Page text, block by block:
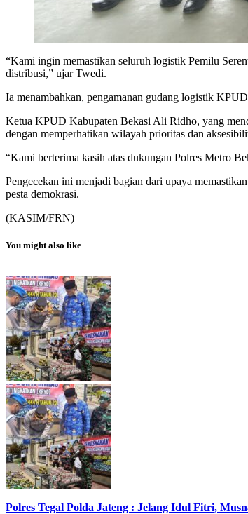
“Kami ingin memastikan seluruh logistik Pemilu
distribusi,” ujar Twedi.
Ia menambahkan, pengamanan gudang logistik
Ketua KPUD Kabupaten Bekasi Ali Ridho, yang
dengan memperhatikan wilayah prioritas dan
“Kami berterima kasih atas dukungan Polres Metro
Pengecekan ini menjadi bagian dari upaya
pesta demokrasi.
(KASIM/FRN)
You might also like
Polres Tegal Polda Jateng : Jelang Idul Fitri,